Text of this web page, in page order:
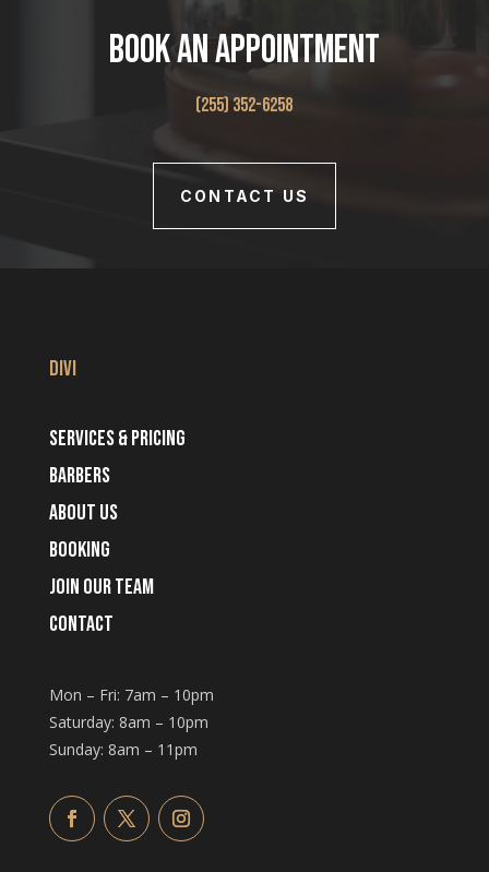
Book An Appointment
(255) 352-6258
CONTACT US
Divi
Services & Pricing
Barbers
About Us
Booking
Join Our Team
Contact
Mon – Fri: 7am – 10pm
​​Saturday: 8am – 10pm
​Sunday: 8am – 11pm